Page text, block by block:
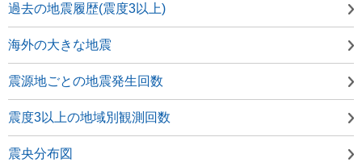
過去の地震履歴(震度3以上)
海外の大きな地震
震源地ごとの地震発生回数
震度3以上の地域別観測回数
震央分布図